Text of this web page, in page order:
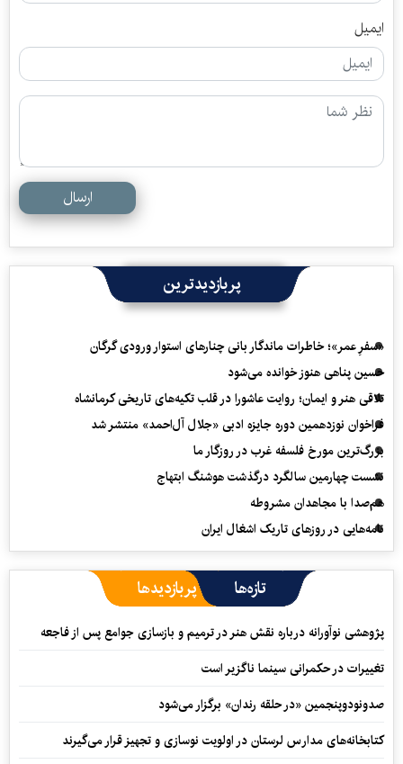
ایمیل
ارسال
پربازدیدترین
«سفرِ عمر»؛ خاطرات ماندگار بانی چنارهای استوار ورودی گرگان
حسین پناهی هنوز خوانده می‌شود
تلاقی هنر و ایمان؛ روایت عاشورا در قلب تکیه‌های تاریخی کرمانشاه
فراخوان نوزدهمین دوره جایزه ادبی «جلال آل‌احمد» منتشر شد
بزرگ‌ترین مورخ فلسفه غرب در روزگار ما
نشست چهارمین سالگرد درگذشت هوشنگ ابتهاج
هم‌صدا با مجاهدان مشروطه
نامه‌هایی در روزهای تاریک اشغال ایران
تازه‌ها پربازدیدها
پژوهشی نوآورانه درباره نقش هنر در ترمیم و بازسازی جوامع پس از فاجعه
تغییرات در حکمرانی سینما ناگزیر است
صدونودوپنجمین «در حلقه رندان» برگزار می‌شود
کتابخانه‌های مدارس لرستان در اولویت نوسازی و تجهیز قرار می‌گیرند